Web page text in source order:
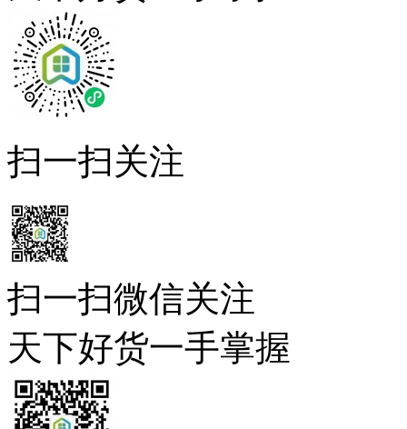
扫一扫关注
扫一扫微信关注
天下好货一手掌握